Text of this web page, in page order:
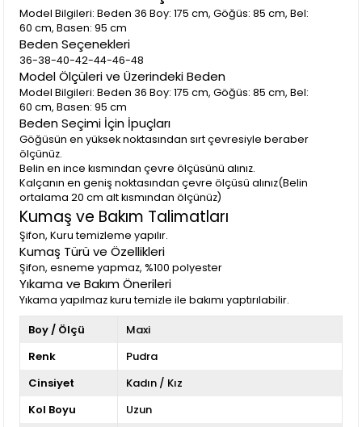
Model Bilgileri: Beden 36 Boy: 175 cm, Göğüs: 85 cm, Bel:
60 cm, Basen: 95 cm
Beden Seçenekleri
36-38-40-42-44-46-48
Model Ölçüleri ve Üzerindeki Beden
Model Bilgileri: Beden 36 Boy: 175 cm, Göğüs: 85 cm, Bel:
60 cm, Basen: 95 cm
Beden Seçimi İçin İpuçları
Göğüsün en yüksek noktasından sırt çevresiyle beraber
ölçünüz.
Belin en ince kısmından çevre ölçüsünü alınız.
Kalçanın en geniş noktasından çevre ölçüsü alınız(Belin
ortalama 20 cm alt kısmından ölçünüz)
Kumaş ve Bakım Talimatları
Şifon, Kuru temizleme yapılır.
Kumaş Türü ve Özellikleri
Şifon, esneme yapmaz, %100 polyester
Yıkama ve Bakım Önerileri
Yıkama yapılmaz kuru temizle ile bakımı yaptırılabilir.
Boy / Ölçü
Maxi
Renk
Pudra
Cinsiyet
Kadın / Kız
Kol Boyu
Uzun